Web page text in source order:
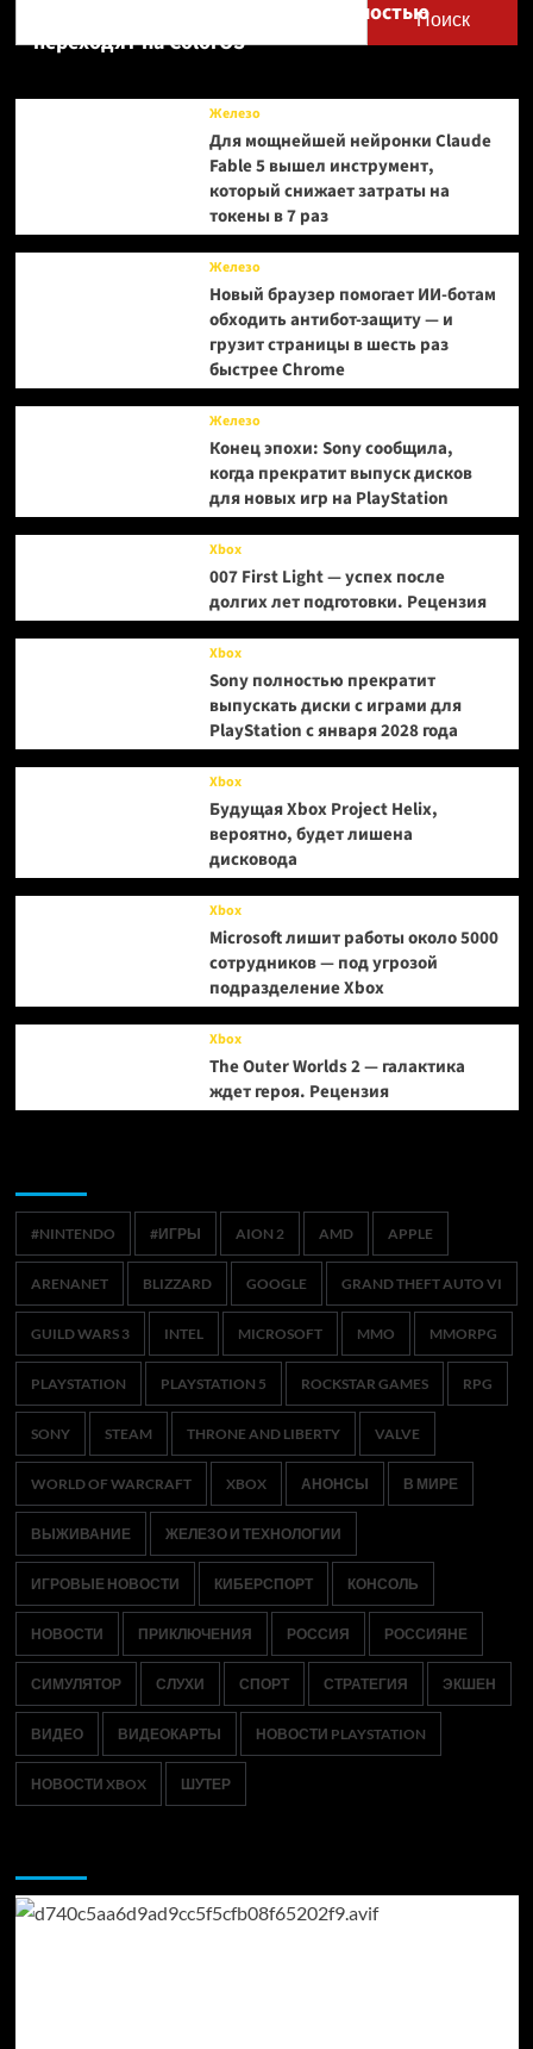
Поиск
Realme UI — OnePlus и realme полностью
переходят на ColorOS
Железо
Для мощнейшей нейронки Claude
Fable 5 вышел инструмент,
который снижает затраты на
токены в 7 раз
Железо
Новый браузер помогает ИИ-ботам
обходить антибот-защиту — и
грузит страницы в шесть раз
быстрее Chrome
Железо
Конец эпохи: Sony сообщила,
когда прекратит выпуск дисков
для новых игр на PlayStation
Xbox
007 First Light — успех после
долгих лет подготовки. Рецензия
Xbox
Sony полностью прекратит
выпускать диски с играми для
PlayStation с января 2028 года
Xbox
Будущая Xbox Project Helix,
вероятно, будет лишена
дисковода
Xbox
Microsoft лишит работы около 5000
сотрудников — под угрозой
подразделение Xbox
Xbox
The Outer Worlds 2 — галактика
ждет героя. Рецензия
#NINTENDO #ИГРЫ AION 2 AMD APPLE
ARENANET BLIZZARD GOOGLE GRAND THEFT AUTO VI
GUILD WARS 3 INTEL MICROSOFT MMO MMORPG
PLAYSTATION PLAYSTATION 5 ROCKSTAR GAMES RPG
SONY STEAM THRONE AND LIBERTY VALVE
WORLD OF WARCRAFT XBOX АНОНСЫ В МИРЕ
ВЫЖИВАНИЕ ЖЕЛЕЗО И ТЕХНОЛОГИИ
ИГРОВЫЕ НОВОСТИ КИБЕРСПОРТ КОНСОЛЬ
НОВОСТИ ПРИКЛЮЧЕНИЯ РОССИЯ РОССИЯНЕ
СИМУЛЯТОР СЛУХИ СПОРТ СТРАТЕГИЯ ЭКШЕН
ВИДЕО ВИДЕОКАРТЫ НОВОСТИ PLAYSTATION
НОВОСТИ XBOX ШУТЕР